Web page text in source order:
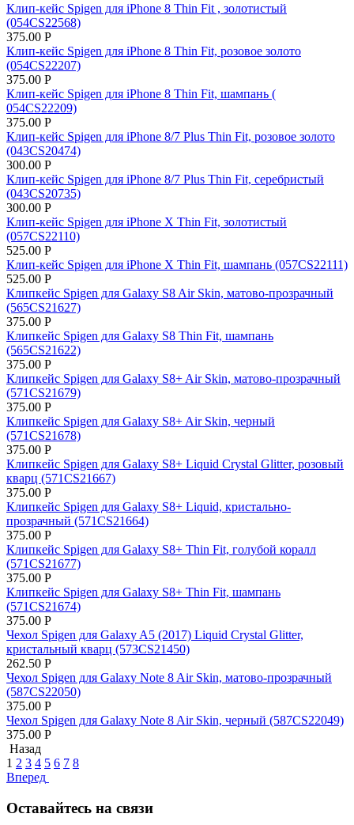
Клип-кейс Spigen для iPhone 8 Thin Fit , золотистый
(054CS22568)
375.00 Р
Клип-кейс Spigen для iPhone 8 Thin Fit, розовое золото
(054CS22207)
375.00 Р
Клип-кейс Spigen для iPhone 8 Thin Fit, шампань (
054CS22209)
375.00 Р
Клип-кейс Spigen для iPhone 8/7 Plus Thin Fit, розовое золото
(043CS20474)
300.00 Р
Клип-кейс Spigen для iPhone 8/7 Plus Thin Fit, серебристый
(043CS20735)
300.00 Р
Клип-кейс Spigen для iPhone X Thin Fit, золотистый
(057CS22110)
525.00 Р
Клип-кейс Spigen для iPhone X Thin Fit, шампань (057CS22111)
525.00 Р
Клипкейс Spigen для Galaxy S8 Air Skin, матово-прозрачный
(565CS21627)
375.00 Р
Клипкейс Spigen для Galaxy S8 Thin Fit, шампань
(565CS21622)
375.00 Р
Клипкейс Spigen для Galaxy S8+ Air Skin, матово-прозрачный
(571CS21679)
375.00 Р
Клипкейс Spigen для Galaxy S8+ Air Skin, черный
(571CS21678)
375.00 Р
Клипкейс Spigen для Galaxy S8+ Liquid Crystal Glitter, розовый
кварц (571CS21667)
375.00 Р
Клипкейс Spigen для Galaxy S8+ Liquid, кристально-
прозрачный (571CS21664)
375.00 Р
Клипкейс Spigen для Galaxy S8+ Thin Fit, голубой коралл
(571CS21677)
375.00 Р
Клипкейс Spigen для Galaxy S8+ Thin Fit, шампань
(571CS21674)
375.00 Р
Чехол Spigen для Galaxy A5 (2017) Liquid Crystal Glitter,
кристальный кварц (573CS21450)
262.50 Р
Чехол Spigen для Galaxy Note 8 Air Skin, матово-прозрачный
(587CS22050)
375.00 Р
Чехол Spigen для Galaxy Note 8 Air Skin, черный (587CS22049)
375.00 Р
Назад
1 2 3 4 5 6 7 8
Вперед
Оставайтесь на связи